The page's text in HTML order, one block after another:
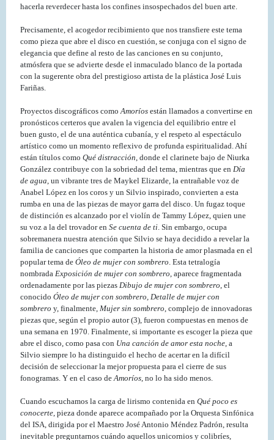
hacerla reverdecer hasta los confines insospechados del buen arte.
Precisamente, el acogedor recibimiento que nos transfiere este tema
como pieza que abre el disco en cuestión, se conjuga con el signo de
elegancia que define al resto de las canciones en su conjunto,
atmósfera que se advierte desde el inmaculado blanco de la portada
con la sugerente obra del prestigioso artista de la plástica José Luis
Fariñas.
Proyectos discográficos comoAmoríos están llamados a convertirse en
pronósticos certeros que avalen la vigencia del equilibrio entre el
buen gusto, el de una auténtica cubanía, y el respeto al espectáculo
artístico como un momento reflexivo de profunda espiritualidad. Ahí
están títulos como Qué distracción, donde el clarinete bajo de Niurka
González contribuye con la sobriedad del tema, mientras que en Día
de agua, un vibrante tres de Maykel Elizarde, la entrañable voz de
Anabel López en los coros y un Silvio inspirado, convierten a esta
rumba en una de las piezas de mayor garra del disco. Un fugaz toque
de distinción es alcanzado por el violín de Tammy López, quien une
su voz a la del trovador en Se cuenta de ti. Sin embargo, ocupa
sobremanera nuestra atención que Silvio se haya decidido a revelar la
familia de canciones que comparten la historia de amor plasmada en el
popular tema de Óleo de mujer con sombrero. Esta tetralogía
nombrada Exposición de mujer con sombrero, aparece fragmentada
ordenadamente por las piezas Dibujo de mujer con sombrero, el
conocido Óleo de mujer con sombrero, Detalle de mujer con
sombrero y, finalmente, Mujer sin sombrero, complejo de innovadoras
piezas que, según el propio autor (3), fueron compuestas en menos de
una semana en 1970. Finalmente, si importante es escoger la pieza que
abre el disco, como pasa con Una canción de amor esta noche, a
Silvio siempre lo ha distinguido el hecho de acertar en la difícil
decisión de seleccionar la mejor propuesta para el cierre de sus
fonogramas. Y en el caso deAmoríos, no lo ha sido menos.
Cuando escuchamos la carga de lirismo contenida en Qué poco es
conocerte, pieza donde aparece acompañado por la Orquesta Sinfónica
del ISA, dirigida por el Maestro José Antonio Méndez Padrón, resulta
inevitable preguntarnos cuándo aquellos unicornios y colibríes,